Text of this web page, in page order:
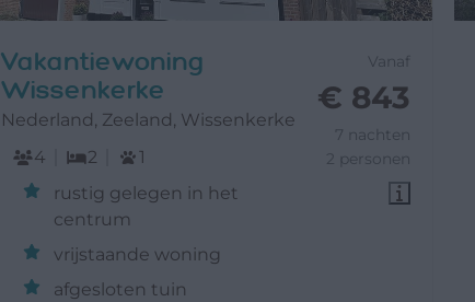
Vanaf
€ 843
7 nachten
2 personen
Vakantiewoning
Wissenkerke
Nederland, Zeeland, Wissenkerke
4
2
1
rustig gelegen in het
centrum
vrijstaande woning
afgesloten tuin